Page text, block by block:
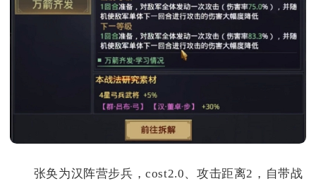
张奂为汉阵营步兵，cost2.0、攻击距离2，自带战